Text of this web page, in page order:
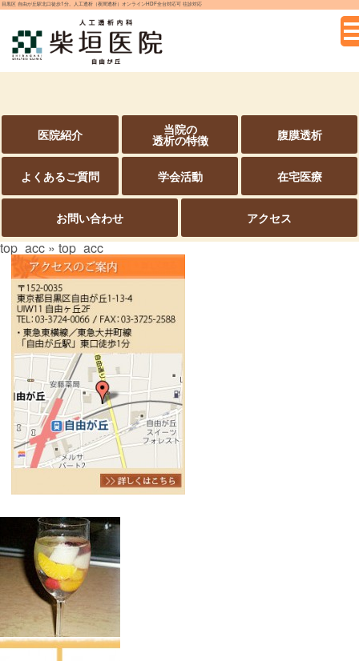
目黒区 自由が丘駅北口徒歩1分。人工透析（夜間透析）オンラインHDF全台対応可 往診対応
医院紹介 当院の
透析の特徴 腹膜透析
よくあるご質問 学会活動 在宅医療
お問い合わせ アクセス
top_acc» top_acc